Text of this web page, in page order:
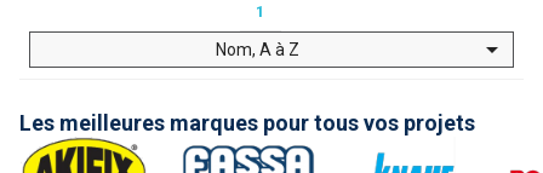
1
Nom, A à Z 
Les meilleures marques pour tous vos projets